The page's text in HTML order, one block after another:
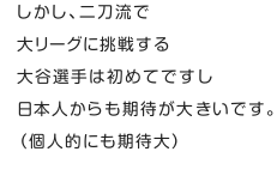
しかし、二刀流で
大リーグに挑戦する
大谷選手は初めてですし
日本人からも期待が大きいです。
（個人的にも期待大）